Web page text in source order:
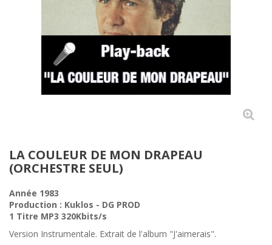
LA COULEUR DE MON DRAPEAU
(ORCHESTRE SEUL)
Année 1983
Production : Kuklos - DG PROD
1 Titre MP3 320Kbits/s
Version Instrumentale. Extrait de l'album "J'aimerais".